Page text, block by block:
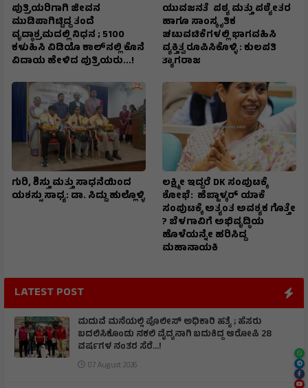
ಪುತ್ರಿಯರಿಗಾಗಿ ಜೀವನ
ಮುಡಿಪಾಗಿಟ್ಟಿದ್ದ ತಂದೆ
ವೃದ್ಧಾಶ್ರಮದಲ್ಲಿ ನಿಧನ ; ₹5100
ಕಳುಹಿಸಿ ವಿಡಿಯೊ ಕಾಲ್‌ನಲ್ಲಿ ಕೊನೆ
ವಿದಾಯ ಹೇಳಿದ ಪುತ್ರಿಯರು...!
ಯುವಜನತೆ ಪಠ್ಯ ಮತ್ತು ಪಠ್ಯೇತರ
ಹಾಗೂ ಸಾಂಸ್ಕೃತಿಕ
ಚಟುವಟಿಕೆಗಳಲ್ಲಿ ಭಾಗವಹಿಸಿ
ವ್ಯಕ್ತಿತ್ವ ರೂಪಿಸಿಕೊಳ್ಳಿ : ಕುಲಪತಿ
ತ್ಯಾಗರಾಜ
ಗುರಿ, ಶಿಸ್ತು ಮತ್ತು ಸಾಧನೆಯಿಂದ
ಯಶಸ್ಸು ಸಾಧ್ಯ: ಡಾ. ಸಿದ್ದು ಹುಲ್ಲೊಳ್ಳಿ
ಲಕ್ಷ್ಮೀ ಇದ್ದರೆ DK ಸಂಪುಟಕ್ಕೆ
ಶೋಭೆ: ಹೆಬ್ಬಾಳ್ಕರ್ ಯಾಕೆ
ಸಂಪುಟಕ್ಕೆ ಅತ್ಯಂತ ಅವಶ್ಯಕ ಗೊತ್ತೇ
? ಬೆಳಗಾವಿಗೆ ಅಭಿವೃದ್ಧಿಯ
ಹೊಳೆಯನ್ನೇ ಹರಿಸಿದ್ದ
ಮಹಾನಾಯಕಿ
LATEST POST
ಮದುವೆ ಮನೆಯಲ್ಲಿ ಪೊಲೀಸ್ ಅಧಿಕಾರಿ ಹತ್ಯೆ ; ಹೆಸರು
ಬದಲಿಸಿಕೊಂಡು ನಕಲಿ ವೈದ್ಯನಾಗಿ ಬದುಕಿದ್ದ ಆರೋಪಿ 28
ವರ್ಷಗಳ ನಂತರ ಸೆರೆ…!
07 August 2026